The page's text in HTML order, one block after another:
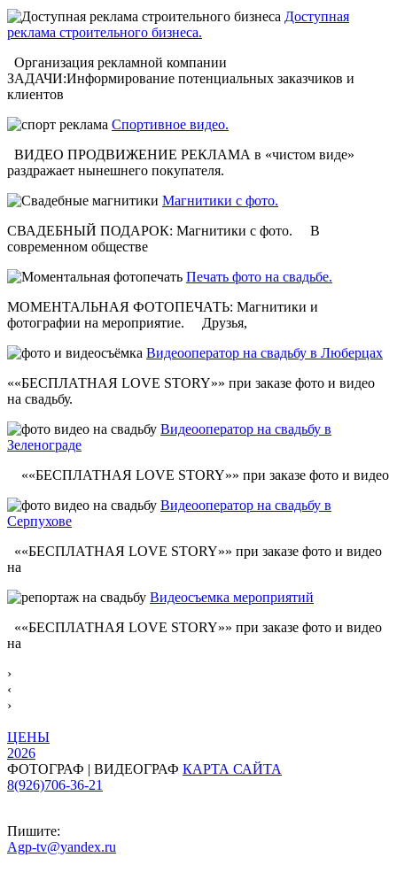
Доступная
реклама строительного бизнеса.
Организация рекламной компании
ЗАДАЧИ:Информирование потенциальных заказчиков и
клиентов
Спортивное видео.
ВИДЕО ПРОДВИЖЕНИЕ РЕКЛАМА в «чистом виде»
раздражает нынешнего покупателя.
Магнитики с фото.
СВАДЕБНЫЙ ПОДАРОК: Магнитики с фото. В
современном обществе
Печать фото на свадьбе.
МОМЕНТАЛЬНАЯ ФОТОПЕЧАТЬ: Магнитики и
фотографии на мероприятие. Друзья,
Видеооператор на свадьбу в Люберцах
««БЕСПЛАТНАЯ LOVE STORY»» при заказе фото и видео
на свадьбу.
Видеооператор на свадьбу в
Зеленограде
««БЕСПЛАТНАЯ LOVE STORY»» при заказе фото и видео
Видеооператор на свадьбу в
Серпухове
««БЕСПЛАТНАЯ LOVE STORY»» при заказе фото и видео
на
Видеосъемка мероприятий
««БЕСПЛАТНАЯ LOVE STORY»» при заказе фото и видео
на
›
‹
›
ЦЕНЫ
2026
ФОТОГРАФ | ВИДЕОГРАФ КАРТА САЙТА
8(926)706-36-21
Пишите:
Agp-tv@yandex.ru